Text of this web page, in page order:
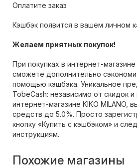
Оплатите заказ
Кэшбэк появится в вашем личном
Желаем приятных покупок!
При покупках в интернет-магазине
сможете дополнительно
помощью кэшбэка. Уникальное
TobeCash: независимо от скидок
интернет-магазине KIKO MILANO,
средств до 5.0%. Просто
кнопку «Купить с кэшбэком» и
инструкциям.
Похожие магазины